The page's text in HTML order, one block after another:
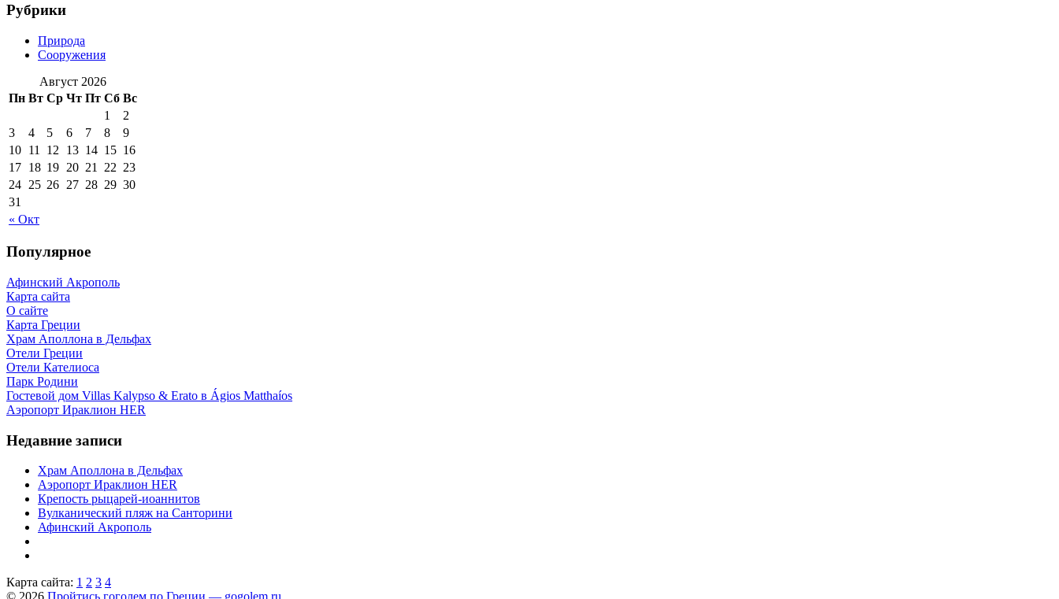
Рубрики
Природа
Сооружения
Август 2026
Пн Вт Ср Чт Пт Сб Вс
« Окт
1
2
3
4 5 6 7 8
9
10 11 12 13 14 15 16
17 18 19 20 21 22 23
24 25 26 27 28 29 30
31
Популярное
Афинский Акрополь
Карта сайта
О сайте
Карта Греции
Храм Аполлона в Дельфах
Отели Греции
Отели Кателиоса
Парк Родини
Гостевой дом Villas Kalypso & Erato в Ágios Matthaíos
Аэропорт Ираклион HER
Недавние записи
Храм Аполлона в Дельфах
Аэропорт Ираклион HER
Крепость рыцарей-иоаннитов
Вулканический пляж на Санторини
Афинский Акрополь
Карта сайта: 1 2 3 4